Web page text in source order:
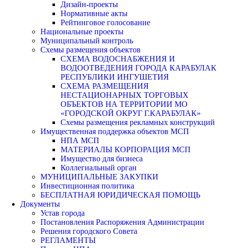
Дизайн-проекты
Нормативные акты
Рейтинговое голосование
Национальные проекты
Муниципальный контроль
Схемы размещения объектов
СХЕМА ВОДОСНАБЖЕНИЯ И
ВОДООТВЕДЕНИЯ ГОРОДА КАРАБУЛАК
РЕСПУБЛИКИ ИНГУШЕТИЯ
СХЕМА РАЗМЕЩЕНИЯ
НЕСТАЦИОНАРНЫХ ТОРГОВЫХ
ОБЪЕКТОВ НА ТЕРРИТОРИИ МО
«ГОРОДСКОЙ ОКРУГ Г.КАРАБУЛАК»
Схемы размещения рекламных конструкций
Имущественная поддержка объектов МСП
НПА МСП
МАТЕРИАЛЫ КОРПОРАЦИЯ МСП
Имущество для бизнеса
Коллегиальный орган
МУНИЦИПАЛЬНЫЕ ЗАКУПКИ
Инвестиционная политика
БЕСПЛАТНАЯ ЮРИДИЧЕСКАЯ ПОМОЩЬ
Документы
Устав города
Постановления Распоряжения Администрации
Решения городского Совета
РЕГЛАМЕНТЫ